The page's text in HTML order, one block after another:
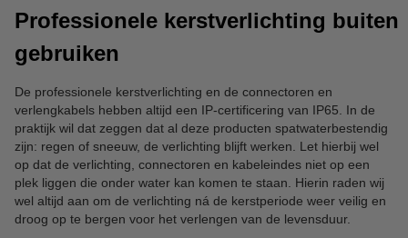
Professionele kerstverlichting buiten
gebruiken
De professionele kerstverlichting en de connectoren en
verlengkabels hebben altijd een IP-certificering van IP65. In de
praktijk wil dat zeggen dat al deze producten spatwaterbestendig
zijn: regen of sneeuw, de verlichting blijft werken. Let hierbij wel
op dat de verlichting, connectoren en kabeleindes niet op een
plek liggen die onder water kan komen te staan. Hierin raden wij
wel altijd aan om de verlichting ná de kerstperiode weer veilig en
droog op te bergen voor het verlengen van de levensduur.